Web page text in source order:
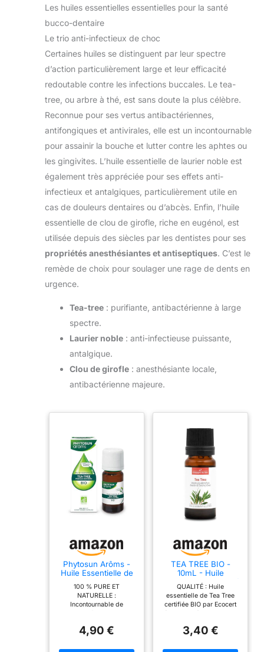
Les huiles essentielles essentielles pour la santé
bucco-dentaire
Le trio anti-infectieux de choc
Certaines huiles se distinguent par leur spectre
d’action particulièrement large et leur efficacité
redoutable contre les infections buccales. Le tea-
tree, ou arbre à thé, est sans doute la plus célèbre.
Reconnue pour ses vertus antibactériennes,
antifongiques et antivirales, elle est un incontournable
pour assainir la bouche et lutter contre les aphtes ou
les gingivites. L’huile essentielle de laurier noble est
également très appréciée pour ses effets anti-
infectieux et antalgiques, particulièrement utile en
cas de douleurs dentaires ou d’abcès. Enfin, l’huile
essentielle de clou de girofle, riche en eugénol, est
utilisée depuis des siècles par les dentistes pour ses
propriétés anesthésiantes et antiseptiques. C’est le
remède de choix pour soulager une rage de dents en
urgence.
Tea-tree : purifiante, antibactérienne à large
spectre.
Laurier noble : anti-infectieuse puissante,
antalgique.
Clou de girofle : anesthésiante locale,
antibactérienne majeure.
Phytosun Arôms -
Huile Essentielle de
100 % PURE ET
NATURELLE :
Incontournable de
Phytosun Arôms respecte
(Huiles Essentielles
4,90 €
TEA TREE BIO -
10mL - Huile
Essentielle de Qualité
Premium - 100%
Pure, Naturelle,
Garantie ChromaCert
Intégrale - La
Compagnie des
QUALITÉ : Huile
essentielle de Tea Tree
certifiée BIO par Ecocert
Composition : Terpinèn-4-
10-28%, Eucalyptol (1,8-
3,40 €